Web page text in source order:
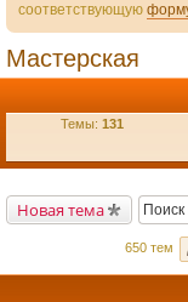
соответствующую
Мастерская
Темы: 131
Новая тема
650 тем